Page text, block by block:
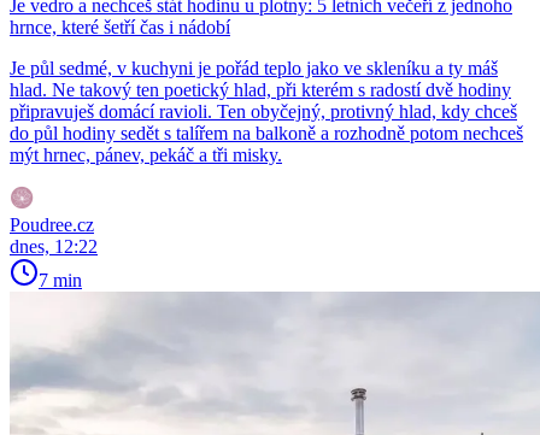
Je vedro a nechceš stát hodinu u plotny: 5 letních večeří z jednoho
hrnce, které šetří čas i nádobí
Je půl sedmé, v kuchyni je pořád teplo jako ve skleníku a ty máš
hlad. Ne takový ten poetický hlad, při kterém s radostí dvě hodiny
připravuješ domácí ravioli. Ten obyčejný, protivný hlad, kdy chceš
do půl hodiny sedět s talířem na balkoně a rozhodně potom nechceš
mýt hrnec, pánev, pekáč a tři misky.
Poudree.cz
dnes, 12:22
7 min